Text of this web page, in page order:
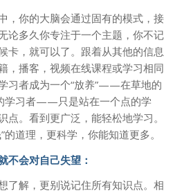
，你的大脑会通过固有的模式，接
论多久你专注于一个主题，你不记
卡，就可以了。跟着从其他的信息
，播客，视频在线课程或学习相同
习者成为一个“放养”——在草地的
学习者——只是站在一个点的学
点。看到更广泛，能轻松地学习。
的道理，更科学，你能知道更多。
不会对自己失望：
了解，更别说记住所有知识点。相